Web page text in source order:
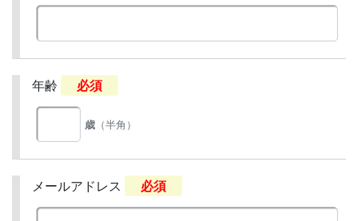
年齢 必須
歳 （半角）
メールアドレス 必須